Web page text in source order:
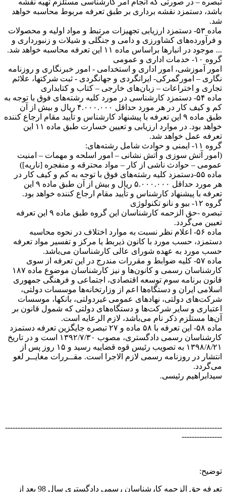
باشد، دستمزد نقشه برداری بر طبق تعرفه مربوط محاسبه خواهد
شد.
ماده ۵۳- دستمزد ارزیابی تجهیزات مرتبط و مواد اولیه و محصولات
و فرآورده‌های کشاورزی و دامی و جنگلی و شیلات و زنبورداری و
... موجود در انبار‌ها براساس ماده ۱۱ این تعرفه محاسبه خواهد شد.
گروه ۱۰- خدمات اداری و عمومی
امور آموزشی، امور اداری و استخدامی - امور خبرنگاری و روزنامه
نگاری – امورگمرکی- ایرانگردی و جهانگردی - ثبت شرکتها، علائم
تجاری و اختراعات – زبان‌های خارجی – کتاب و کتابداری
ماده ۵۴- دستمزد کارشناسی در مورد کلیه رشته‌های فوق با توجه به
کم و کیف کار در هر مورد حداقل ۴.۰۰۰.۰۰۰ ریال و بیش از آن
طبق ماده ۹ این تعرفه با پیشنهاد کارشناس و تأیید مقام ارجاع کننده
خواهد بود. در موارد ارزیابی و تعیین خسارت طبق ماده ۱۱ این
تعرفه عمل خواهد شد.
گروه ۱۱- ایمنی و حوادث شامل رشته‌های:
(امور آتش سوزی و آتش نشانی – امور اسلحه و مهمات – امنیت
عمومی – حوادث ناشی از کار – مواد محترقه و منفجره [ناریه])
ماده ۵۵-دستمزد کلیه رشته‌های فوق با توجه به کم و کیف کار در
هر مورد حداقل ۵.۰۰۰.۰۰۰ ریال و بیش از آن طبق ماده ۹ این
تعرفه با پیشنهاد کارشناس و تأیید مقام ارجاع کننده خواهد بود.
گروه ۱۲- بیو و نانو تکنولوژی
تبصره -حق الزحمه کارشناسان این گروه طبق ماده ۹ این تعرفه
تعیین می‌گردد.
ماده ۵۶- اعلام نظر نسبت به موارد اختلاف در نحوه محاسبه
دستمزد، حسب مورد با کانون ذیربط یا مرکز و تفسیر مواد تعرفه
حسب مورد به عهده شورای عالی کارشناسان می‌باشد.
ماده ۵۷- کلیه ضوابط و مقررات مندرج در این تعرفه از سوی
کارشناسان رسمی و کانون‌ها و نیز کارشناسان موضوع ماده ۱۸۷
قانون برنامه سوم توسعه اقتصادی، اجتماعی و فرهنگی جمهوری
اسلامی ایران و دستگاه‌ها اعم از وزارتخانه‌ها موسسات دولتی،
شرکت‌های دولتی، نهاد‌های عمومی غیردولتی، بانکها، موسسات
اعتباری و سایر شرکت‌ها و دستگاه‌های دولتی که شمول قانون بر
آن‌ها مستلزم ذکر نام می‌باشد، لازم الرعایه است.
ماده ۵۸- این تعرفه با ۵۸ ماده و ۲۷ تبصره جایگزین تعرفه دستمزد
کارشناسان رسمی دادگستری، مصوب ۱۳۹۲/۷/۳۰ است و در تاریخ
۱۳۹۸/۸/۲۱ به تصویب رئیس قوه قضاییه رسید و ۱۵ روز پس از
انتشار در روزنامه رسمی لازم الاجرا است. مقــررات مغایــر لغو
می‌گردد.
سیدابراهیم رئیسی.
--------------------------------------------------------------------------------------
----------------
توضیح:
تعرفه حق الزحمه کارشناسان رسمی دادگستری سال 98 بعد از